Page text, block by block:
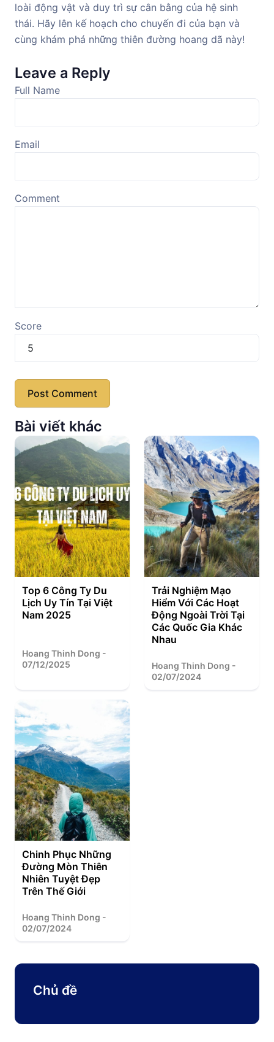
loài động vật và duy trì sự cân bằng của hệ sinh
thái. Hãy lên kế hoạch cho chuyến đi của bạn và
cùng khám phá những thiên đường hoang dã này!
Leave a Reply
Full Name
Email
Comment
Score
Bài viết khác
Top 6 Công Ty Du
Lịch Uy Tín Tại Việt
Nam 2025
Hoang Thinh Dong -
07/12/2025
Trải Nghiệm Mạo
Hiểm Với Các Hoạt
Động Ngoài Trời Tại
Các Quốc Gia Khác
Nhau
Hoang Thinh Dong -
02/07/2024
Chinh Phục Những
Đường Mòn Thiên
Nhiên Tuyệt Đẹp
Trên Thế Giới
Hoang Thinh Dong -
02/07/2024
Chủ đề